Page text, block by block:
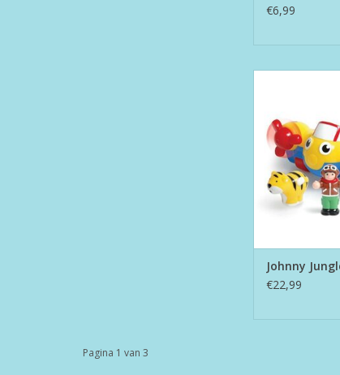
€6,99
Johnny
€22,99
Pagina 1 van 3